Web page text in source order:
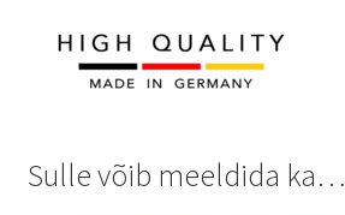
Sulle võib meeldida ka…